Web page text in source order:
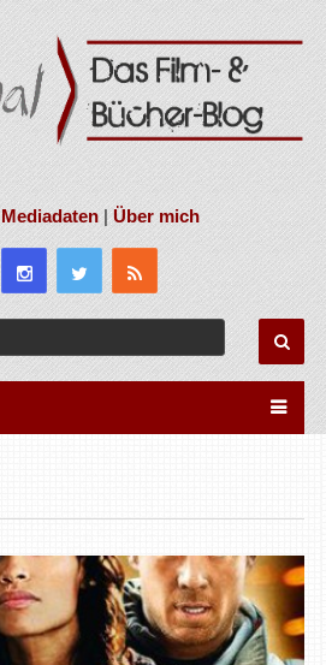
|Über mich